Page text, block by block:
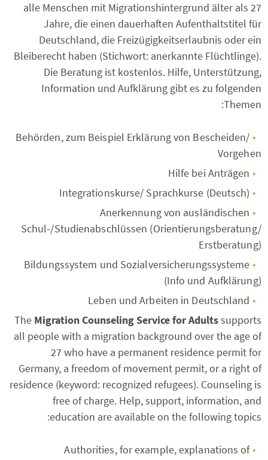
alle Menschen mit Migrationshintergrund älter als 27
Jahre, die einen dauerhaften Aufenthaltstitel für
Deutschland, die Freizügigkeitserlaubnis oder ein
Bleiberecht haben (Stichwort: anerkannte Flüchtlinge).
Die Beratung ist kostenlos. Hilfe, Unterstützung,
Information und Aufklärung gibt es zu folgenden
Themen:
Behörden, zum Beispiel Erklärung von Bescheiden/
Vorgehen
Hilfe bei Anträgen
Integrationskurse/ Sprachkurse (Deutsch)
Anerkennung von ausländischen
Schul-/Studienabschlüssen (Orientierungsberatung/
Erstberatung)
Bildungssystem und Sozialversicherungssysteme
(Info und Aufklärung)
Leben und Arbeiten in Deutschland
The Migration Counseling Service for Adultssupports
all people with a migration background over the age of
27 who have a permanent residence permit for
Germany, a freedom of movement permit, or a right of
residence (keyword: recognized refugees). Counseling is
free of charge. Help, support, information, and
education are available on the following topics:
Authorities, for example, explanations of